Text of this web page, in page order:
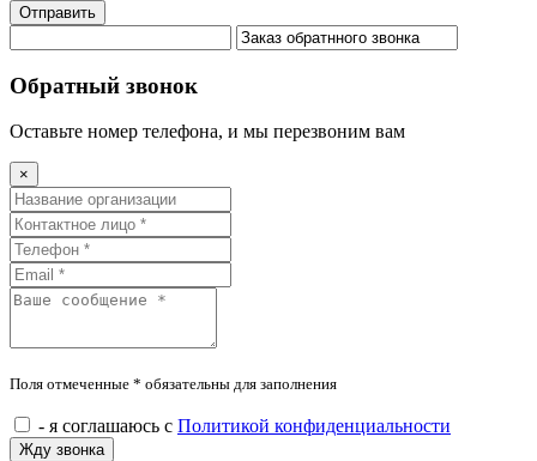
Отправить
Обратный звонок
Оставьте номер телефона, и мы перезвоним вам
×
Поля отмеченные * обязательны для заполнения
- я соглашаюсь с Политикой конфиденциальности
Жду звонка